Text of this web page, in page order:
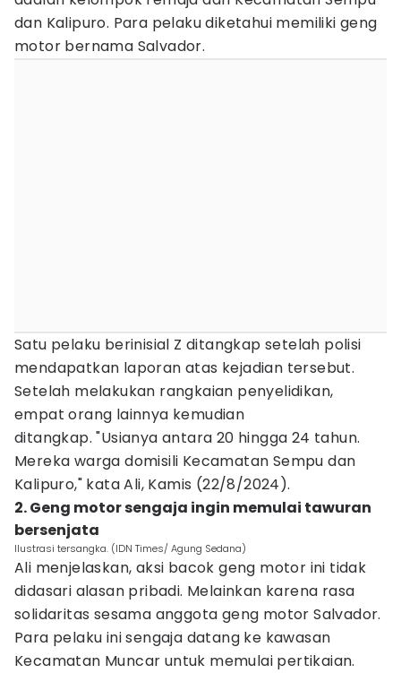
dan Kalipuro. Para pelaku diketahui memiliki geng
motor bernama Salvador.
Satu pelaku berinisial Z ditangkap setelah polisi
mendapatkan laporan atas kejadian tersebut.
Setelah melakukan rangkaian penyelidikan,
empat orang lainnya kemudian
ditangkap. "Usianya antara 20 hingga 24 tahun.
Mereka warga domisili Kecamatan Sempu dan
Kalipuro," kata Ali, Kamis (22/8/2024).
2. Geng motor sengaja ingin memulai tawuran
bersenjata
Ilustrasi tersangka. (IDN Times/ Agung Sedana)
Ali menjelaskan, aksi bacok geng motor ini tidak
didasari alasan pribadi. Melainkan karena rasa
solidaritas sesama anggota geng motor Salvador.
Para pelaku ini sengaja datang ke kawasan
Kecamatan Muncar untuk memulai pertikaian.